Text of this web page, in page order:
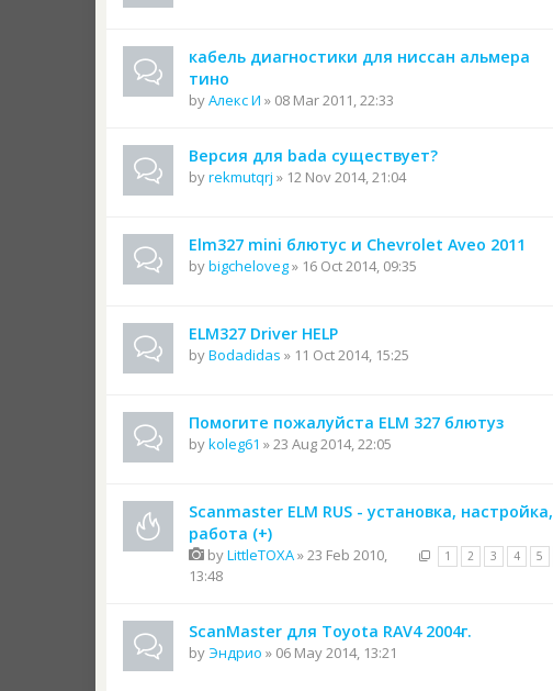
кабель диагностики для ниссан альмера
тино
byАлекс И » 08 Mar 2011, 22:33
Версия для bada существует?
byrekmutqrj » 12 Nov 2014, 21:04
Elm327 mini блютус и Chevrolet Aveo 2011
bybigcheloveg» 16 Oct 2014, 09:35
ELM327 Driver HELP
byBodadidas » 11 Oct 2014, 15:25
Помогите пожалуйста ELM 327 блютуз
bykoleg61 » 23 Aug 2014, 22:05
Scanmaster ELM RUS - установка, настройка,
работа (+)
1 2 3 4 5
byLittleTOXA» 23 Feb 2010,
13:48
ScanMaster для Toyota RAV4 2004г.
byЭндрио » 06 May 2014, 13:21